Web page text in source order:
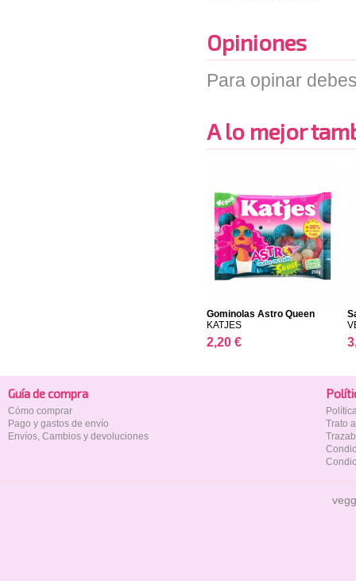
Opiniones
Para opinar
A lo mejor
Gominolas Astro Queen
KATJES
2,20 €
Guía de compra
Cómo comprar
Pago y gastos de envío
Envíos, Cambios y devoluciones
Trato